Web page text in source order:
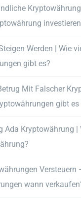
Werden | Wie
gibt es?
Mit Falscher
gibt es
Ada Kryptowährung |
Versteuern
wann